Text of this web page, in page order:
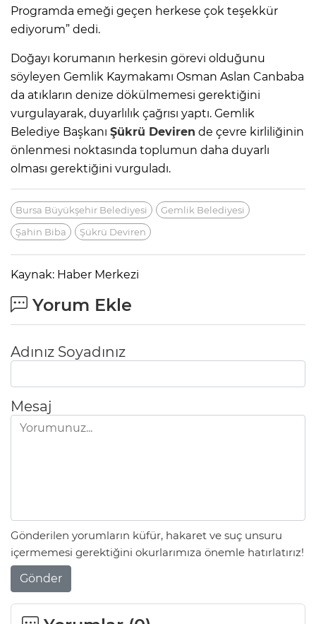
Programda emeği geçen herkese çok teşekkür
ediyorum” dedi.
Doğayı korumanın herkesin görevi olduğunu
söyleyen Gemlik Kaymakamı Osman Aslan Canbaba
da atıkların denize dökülmemesi gerektiğini
vurgulayarak, duyarlılık çağrısı yaptı. Gemlik
Belediye Başkanı Şükrü Deviren de çevre kirliliğinin
önlenmesi noktasında toplumun daha duyarlı
olması gerektiğini vurguladı.
Bursa Büyükşehir Belediyesi
Gemlik Belediyesi
Şahin Biba
Şükrü Deviren
Kaynak: Haber Merkezi
Yorum Ekle
Adınız Soyadınız
Mesaj
Gönderilen yorumların küfür, hakaret ve suç unsuru
içermemesi gerektiğini okurlarımıza önemle hatırlatırız!
Gönder